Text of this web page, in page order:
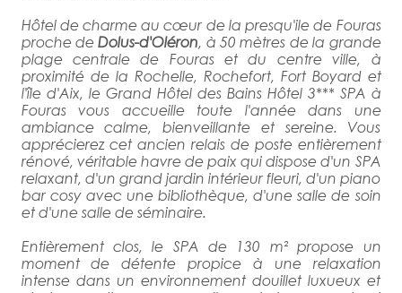
Hôtel de charme au cœur de la presqu'ile de Fouras
proche deDolus-d'Oléron, à 50 mètres de la grande
plage centrale de Fouras et du centre ville, à
proximité de la Rochelle, Rochefort, Fort Boyard et
l'île d'Aix, le Grand Hôtel des Bains Hôtel 3*** SPA à
Fouras vous accueille toute l'année dans une
ambiance calme, bienveillante et sereine. Vous
apprécierez cet ancien relais de poste entièrement
rénové, véritable havre de paix qui dispose d'un SPA
relaxant, d'un grand jardin intérieur fleuri, d'un piano
bar cosy avec une bibliothèque, d'une salle de soin
et d'une salle de séminaire.
Entièrement clos, le SPA de 130 m² propose un
moment de détente propice à une relaxation
intense dans un environnement douillet luxueux et